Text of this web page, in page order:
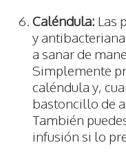
Caléndula: Las
y
a sanar de
Simplemente
caléndula y,
bastoncillo de
También
infusión si lo